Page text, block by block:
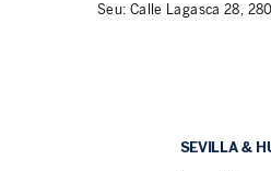
Seu: Calle Lagasca 28,
SEVILLA &